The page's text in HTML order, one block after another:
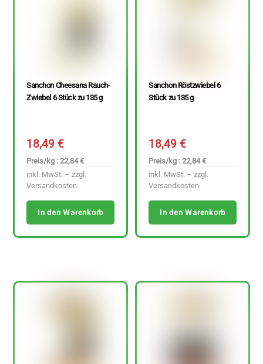
Sanchon Cheesana Rauch-
Zwiebel 6 Stück zu 135 g
18,49€
Preis/kg : 22,84 €
inkl. MwSt. – zzgl.
Versandkosten
In den Warenkorb
Sanchon Röstzwiebel 6
Stück zu 135 g
18,49€
Preis/kg : 22,84 €
inkl. MwSt. – zzgl.
Versandkosten
In den Warenkorb